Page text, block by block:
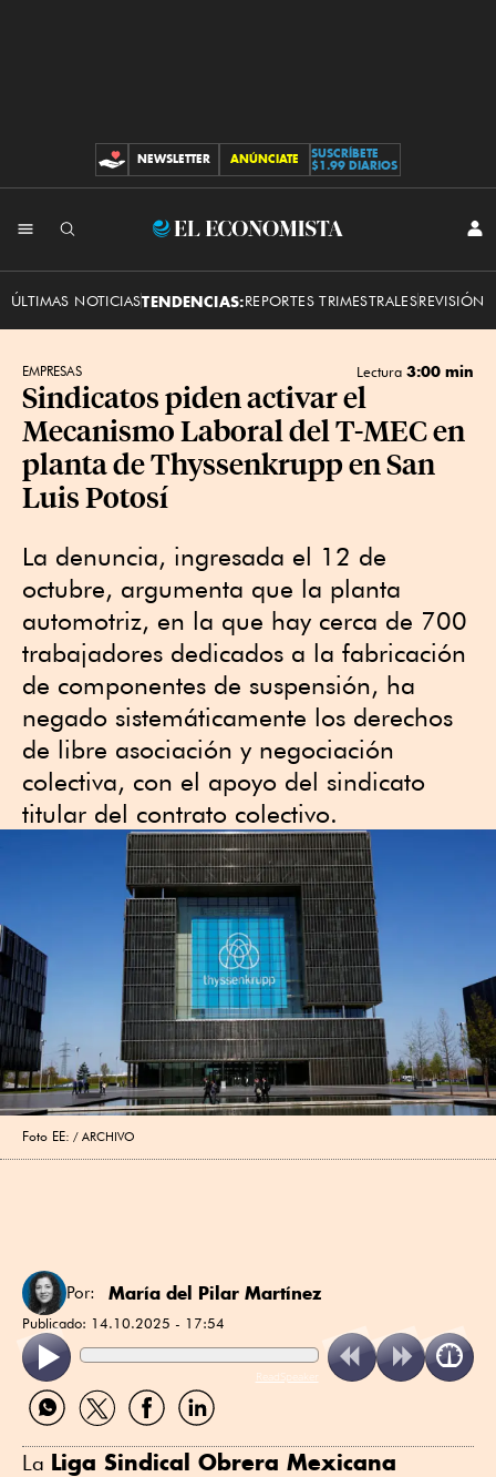
CONTRIBUCIONES
NEWSLETTER ANÚNCIATE
SUSCRÍBETE
$1.99 DIARIOS
El
ÚLTIMAS NOTICIASTENDENCIAS:REPORTES TRIMESTRALESREVISIÓN
EMPRESAS Lectura 3:00 min
Sindicatos piden activar el
Mecanismo Laboral del T-MEC en
planta de Thyssenkrupp en San
Luis Potosí
La denuncia, ingresada el 12 de
octubre, argumenta que la planta
automotriz, en la que hay cerca de 700
trabajadores dedicados a la fabricación
de componentes de suspensión, ha
negado sistemáticamente los derechos
de libre asociación y negociación
colectiva, con el apoyo del sindicato
titular del contrato colectivo.
Foto EE: ARCHIVO
Por: María del Pilar Martínez
Publicado: 14.10.2025 - 17:54
ReadSpeaker
Compartir
por
Compartir
por
Compartir
por
Compartir
por
La Liga Sindical Obrera Mexicana